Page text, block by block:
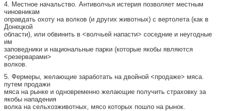
4. Местное начальство. Антиволчья истерия позволяет местным
чиновникам
оправдать охоту на волков (и других животных) с вертолета (как в
Донецкой
области), или обвинить в <волчьей напасти> соседние и неугодные
им
заповедники и национальные парки (которые якобы являются
<резерварами>
волков.
5. Фермеры, желающие заработать на двойной <продаже> мяса.
путем продажи
мяса на рынке и одновременно желающие получить страховку за
якобы нападения
волка на сельхозживотных, мясо которых пошло на рынок.